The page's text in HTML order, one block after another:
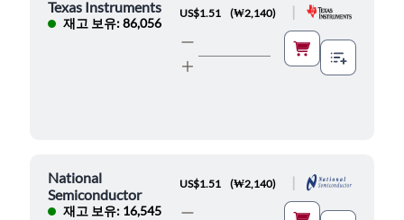
Texas Instruments
재고 보유: 86,056
US$1.51 (₩2,140)
National
Semiconductor
재고 보유: 16,545
US$1.51 (₩2,140)